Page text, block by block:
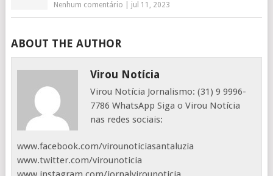
Nenhum comentário jul 11, 2023
ABOUT THE AUTHOR
Virou Notícia
Virou Notícia Jornalismo: (31) 9 9996-
7786 WhatsApp Siga o Virou Notícia
nas redes sociais:
www.facebook.com/virounoticiasantaluzia
www.twitter.com/virounoticia